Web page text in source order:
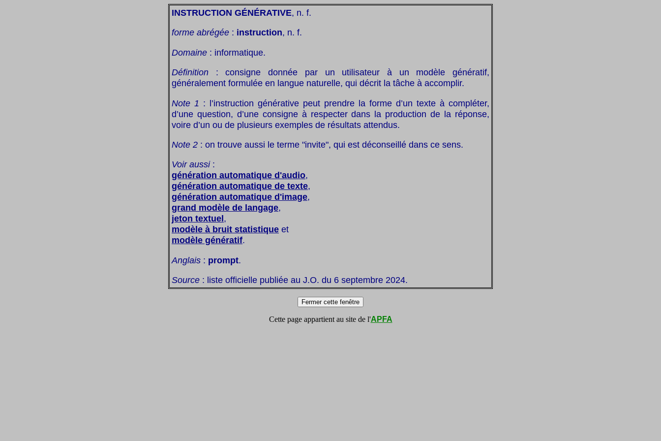
INSTRUCTION GÉNÉRATIVE, n. f.
forme abrégée : instruction, n. f.
Domaine : informatique.
Définition : consigne donnée par un utilisateur à un modèle génératif,
généralement formulée en langue naturelle, qui décrit la tâche à accomplir.
Note 1 : l’instruction générative peut prendre la forme d’un texte à compléter,
d’une question, d’une consigne à respecter dans la production de la réponse,
voire d’un ou de plusieurs exemples de résultats attendus.
Note 2 : on trouve aussi le terme "invite", qui est déconseillé dans ce sens.
Voir aussi:
génération automatique d'audio,
génération automatique de texte,
génération automatique d'image,
grand modèle de langage,
jeton textuel,
modèle à bruit statistique et
modèle génératif.
Anglais : prompt.
Source : liste officielle publiée au J.O. du 6 septembre 2024.
Cette page appartient au site de l'APFA